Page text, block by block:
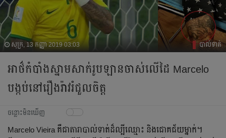
សុក្រ, 13 កញ្ញា 2019 03:03 បាល់ទាត់
អាថ៌កំបាំងស្នាមសាក់រូបឡានចាស់លើដៃ Marcelo
បង្កប់នៅរឿងរ៉ាវរំជួលចិត្ត
ចន្លោះមិនឃើញ
Marcelo Vieira គឺជាតារាបាល់ទាត់ដ៏ល្បីឈ្មោះ និងជោគជ័យម្នាក់។